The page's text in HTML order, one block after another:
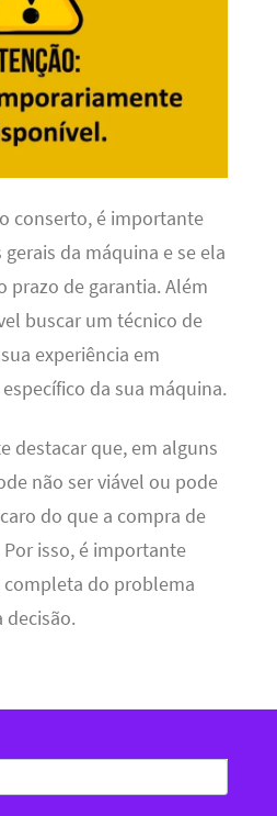
conserto, é importante
da máquina e se ela
prazo de garantia. Além
buscar um técnico de
experiência em
da sua máquina.
destacar que, em alguns
não ser viável ou pode
do que a compra de
isso, é importante
completa do problema
decisão.